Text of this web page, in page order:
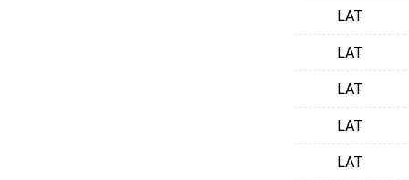
LAT
LAT
LAT
LAT
LAT